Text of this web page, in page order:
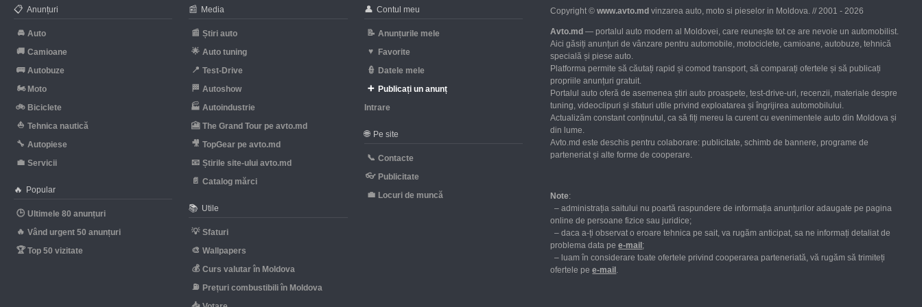
📋 Anunțuri
🚘 Auto
🚚 Camioane
🚌 Autobuze
🏍 Moto
🚲 Biciclete
⛵ Tehnica nautică
🔧 Autopiese
💼 Servicii
🔥 Popular
🕒 Ultimele 80 anunțuri
🔥 Vând urgent 50 anunțuri
🏆 Top 50 vizitate
📰 Media
📰 Știri auto
🌟 Auto tuning
📍 Test-Drive
🏁 Autoshow
🏭 Autoindustrie
🎦 The Grand Tour pe avto.md
🎥 TopGear pe avto.md
📧 Știrile site-ului avto.md
📄 Catalog mărci
📚 Utile
💡 Sfaturi
🎨 Wallpapers
💰 Curs valutar în Moldova
⛽ Prețuri combustibili în Moldova
👤 Contul meu
📝 Anunțurile mele
♥
Favorite
👮 Datele mele
➕ Publicați un anunț
Intrare
🌐 Pe site
📞 Contacte
👓 Publicitate
💼 Locuri de muncă
Copyright ©www.avto.md vinzarea auto, moto si pieselor in Moldova. // 2001 - 2026
Avto.md — portalul auto modern al Moldovei, care reunește tot ce are nevoie un automobilist.
Aici găsiți anunțuri de vânzare pentru automobile, motociclete, camioane, autobuze, tehnică
specială și piese auto.
Platforma permite să căutați rapid și comod transport, să comparați ofertele și să publicați
propriile anunțuri gratuit.
Portalul auto oferă de asemenea știri auto proaspete, test-drive-uri, recenzii, materiale despre
tuning, videoclipuri și sfaturi utile privind exploatarea și îngrijirea automobilului.
Actualizăm constant conținutul, ca să fiți mereu la curent cu evenimentele auto din Moldova și
din lume.
Avto.md este deschis pentru colaborare: publicitate, schimb de bannere, programe de
parteneriat și alte forme de cooperare.
Note:
– administrația saitului nu poartă raspundere de informația anunțurilor adaugate pe pagina
online de persoane fizice sau juridice;
– daca a-ți observat o eroare tehnica pe sait, va rugăm anticipat, sa ne informați detaliat de
problema data peе-mail ;
– luam în considerare toateofertele privind cooperarea parteneriată,vă rugăm să trimiteți
ofertele peе-mail .